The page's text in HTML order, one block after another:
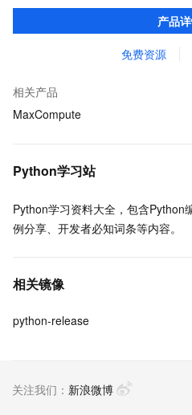
口，与 MaxCompute Notebook、
MaxCompute 完整 Python 开发生
产品
免费资源
相关产品
MaxCompute
Python学习站
Python学习资料大全，包含Python
例分享、开发者必知词条等内容。
相关镜像
python-release
关注我们： 新浪微博